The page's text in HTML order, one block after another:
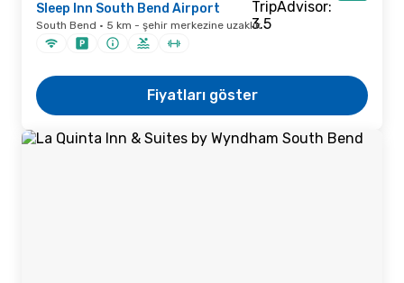
Sleep Inn South Bend Airport
South Bend · 5 km - şehir merkezine uzaklık
Fiyatları göster